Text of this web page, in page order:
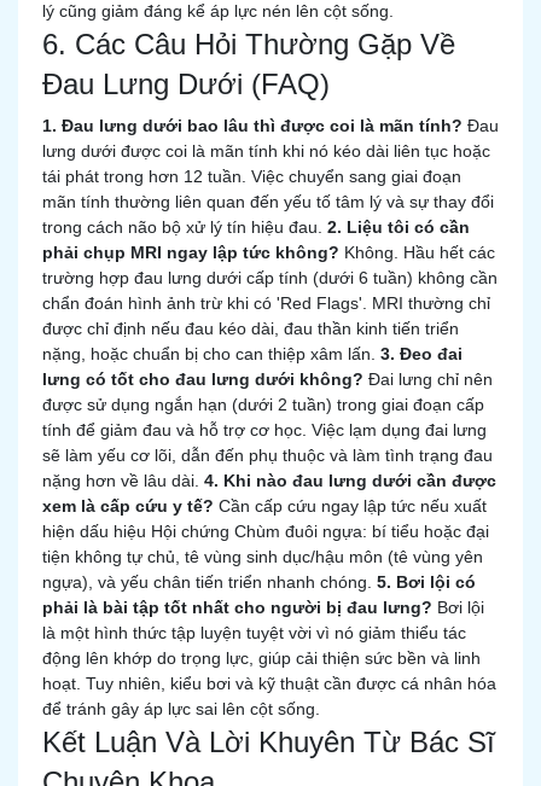
lý cũng giảm đáng kể áp lực nén lên cột sống.
6. Các Câu Hỏi Thường Gặp Về
Đau Lưng Dưới (FAQ)
1. Đau lưng dưới bao lâu thì được coi là mãn tính? Đau
lưng dưới được coi là mãn tính khi nó kéo dài liên tục hoặc
tái phát trong hơn 12 tuần. Việc chuyển sang giai đoạn
mãn tính thường liên quan đến yếu tố tâm lý và sự thay đổi
trong cách não bộ xử lý tín hiệu đau. 2. Liệu tôi có cần
phải chụp MRI ngay lập tức không? Không. Hầu hết các
trường hợp đau lưng dưới cấp tính (dưới 6 tuần) không cần
chẩn đoán hình ảnh trừ khi có 'Red Flags'. MRI thường chỉ
được chỉ định nếu đau kéo dài, đau thần kinh tiến triển
nặng, hoặc chuẩn bị cho can thiệp xâm lấn. 3. Đeo đai
lưng có tốt cho đau lưng dưới không? Đai lưng chỉ nên
được sử dụng ngắn hạn (dưới 2 tuần) trong giai đoạn cấp
tính để giảm đau và hỗ trợ cơ học. Việc lạm dụng đai lưng
sẽ làm yếu cơ lõi, dẫn đến phụ thuộc và làm tình trạng đau
nặng hơn về lâu dài. 4. Khi nào đau lưng dưới cần được
xem là cấp cứu y tế? Cần cấp cứu ngay lập tức nếu xuất
hiện dấu hiệu Hội chứng Chùm đuôi ngựa: bí tiểu hoặc đại
tiện không tự chủ, tê vùng sinh dục/hậu môn (tê vùng yên
ngựa), và yếu chân tiến triển nhanh chóng. 5. Bơi lội có
phải là bài tập tốt nhất cho người bị đau lưng? Bơi lội
là một hình thức tập luyện tuyệt vời vì nó giảm thiểu tác
động lên khớp do trọng lực, giúp cải thiện sức bền và linh
hoạt. Tuy nhiên, kiểu bơi và kỹ thuật cần được cá nhân hóa
để tránh gây áp lực sai lên cột sống.
Kết Luận Và Lời Khuyên Từ Bác Sĩ